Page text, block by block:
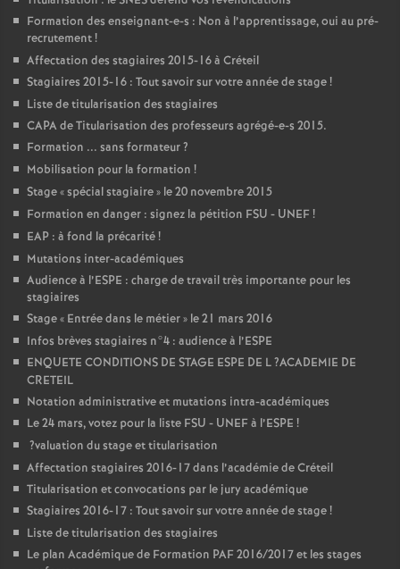
Formation des enseignant-e-s : Non à l’apprentissage, oui au pré-
recrutement!
Affectation des stagiaires 2015-16 à Créteil
Stagiaires 2015-16 : Tout savoir sur votre année de stage!
Liste de titularisation des stagiaires
CAPAde Titularisation des professeurs agrégé-e-s 2015.
Formation ... sans formateur?
Mobilisation pour la formation !
Stage «spécial stagiaire» le 20 novembre 2015
Formation en danger : signez la pétition FSU - UNEF!
EAP : à fond la précarité!
Mutations inter-académiques
Audience à l’ESPE : charge de travail très importante pour les
stagiaires
Stage « Entrée dans le métier» le 21 mars 2016
Infos brèves stagiaires n°4 : audience à l’ESPE
ENQUETE CONDITIONS DE STAGE ESPE DE L?ACADEMIE DE
CRETEIL
Notation administrative et mutations intra-académiques
Le 24 mars, votez pour la liste FSU - UNEFà l’ESPE !
?valuation du stage et titularisation
Affectation stagiaires 2016-17 dans l’académie de Créteil
Titularisation et convocations par le jury académique
Stagiaires 2016-17 : Tout savoir sur votre année de stage!
Liste de titularisation des stagiaires
Le plan Académique de Formation PAF2016/2017 et les stages